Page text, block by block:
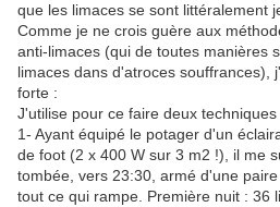
que les limaces se sont littéralement
Comme je ne crois guère aux
anti-limaces (qui de toutes manières
limaces dans d'atroces souffrances),
forte :
J'utilise pour ce faire deux techniques
1- Ayant équipé le potager d'un
de foot (2 x 400 W sur 3 m2 !), il me
tombée, vers 23:30, armé d'une
tout ce qui rampe. Première nuit : 36